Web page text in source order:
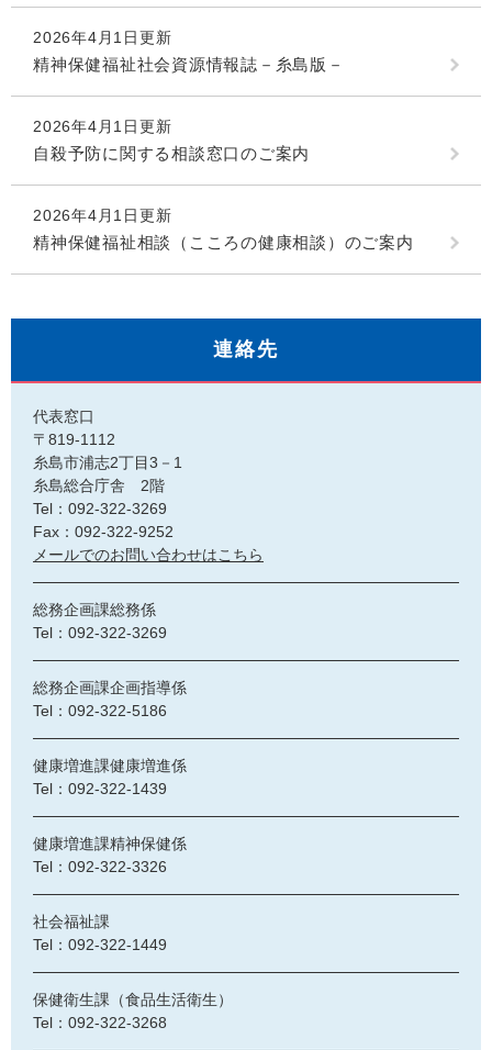
2026年4月1日更新
精神保健福祉社会資源情報誌－糸島版－
2026年4月1日更新
自殺予防に関する相談窓口のご案内
2026年4月1日更新
精神保健福祉相談（こころの健康相談）のご案内
連絡先
代表窓口
〒819-1112
糸島市浦志2丁目3－1
糸島総合庁舎 2階
Tel：092-322-3269
Fax：092-322-9252
メールでのお問い合わせはこちら
総務企画課総務係
Tel：092-322-3269
総務企画課企画指導係
Tel：092-322-5186
健康増進課健康増進係
Tel：092-322-1439
健康増進課精神保健係
Tel：092-322-3326
社会福祉課
Tel：092-322-1449
保健衛生課（食品生活衛生）
Tel：092-322-3268